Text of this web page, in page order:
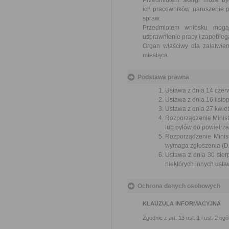
ich pracowników, naruszenie
spraw.
Przedmiotem wniosku
usprawnienie pracy i
Organ właściwy dla
miesiąca.
Podstawa prawna
Ustawa z dnia 14
Ustawa z dnia 16
Ustawa z dnia 27
Rozporządzenie
lub pyłów do
Rozporządzenie
wymaga zgłoszenia
Ustawa z dnia 30
niektórych innych
Ochrona danych osobowych
KLAUZULA INFORMACYJNA
Zgodnie z art. 13 ust. 1 i ust. 2